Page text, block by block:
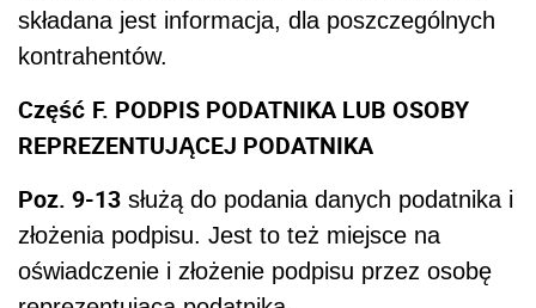
składana jest informacja, dla poszczególnych
kontrahentów.
Część F. PODPIS PODATNIKA LUB OSOBY
REPREZENTUJĄCEJ PODATNIKA
Poz. 9-13 służą do podania danych podatnika i
złożenia podpisu. Jest to też miejsce na
oświadczenie i złożenie podpisu przez osobę